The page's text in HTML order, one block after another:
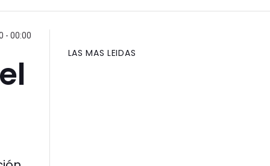
- 00:00
LAS MAS LEIDAS